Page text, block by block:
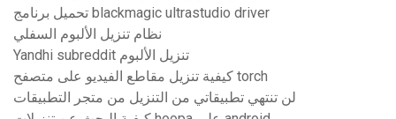
تحميل برنامج blackmagic ultrastudio driver
نظام تنزيل الألبوم السفلي
Yandhi subreddit تنزيل الألبوم
كيفية تنزيل مقاطع الفيديو على متصفح torch
لن تنتهي تطبيقاتي من التنزيل من متجر التطبيقات